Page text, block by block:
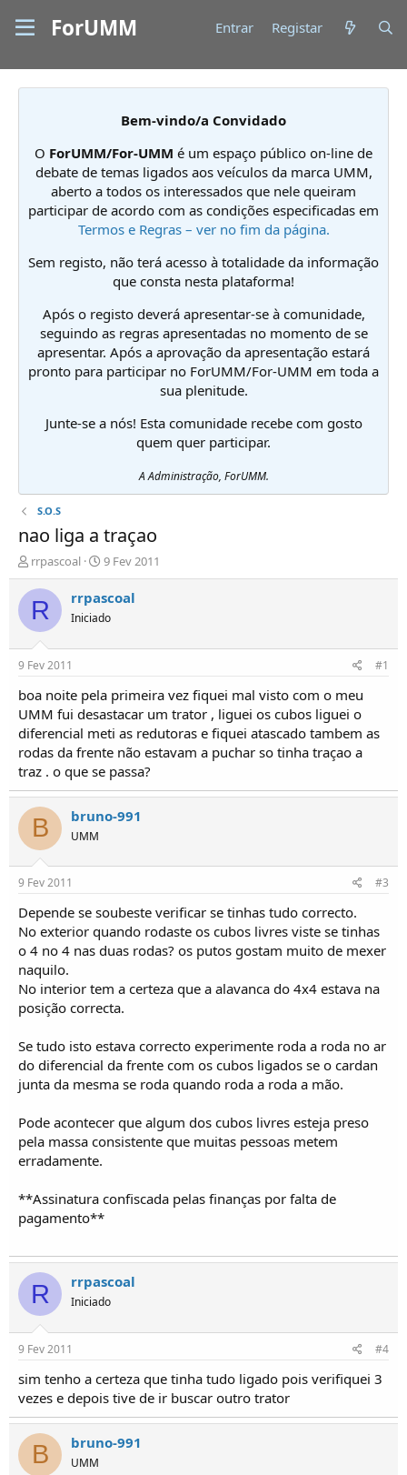
ForUMM Entrar Registar
Bem-vindo/a Convidado
O ForUMM/For-UMM é um espaço público on-line de
debate de temas ligados aos veículos da marca UMM,
aberto a todos os interessados que nele queiram
participar de acordo com as condições especificadas em
Termos e Regras – ver no fim da página.
Sem registo, não terá acesso à totalidade da informação
que consta nesta plataforma!
Após o registo deverá apresentar-se à comunidade,
seguindo as regras apresentadas no momento de se
apresentar. Após a aprovação da apresentação estará
pronto para participar no ForUMM/For-UMM em toda a
sua plenitude.
Junte-se a nós! Esta comunidade recebe com gosto
quem quer participar.
A Administração, ForUMM.
S.O.S
nao liga a traçao
I
n
i
d
o
r
d
e
T
ó
p
i
c
o
s
rrpascoal
D
a
t
a
d
í
i
o
9 Fev 2011
R rrpascoal
Iniciado
9 Fev 2011 #1
boa noite pela primeira vez fiquei mal visto com o meu
UMM fui desastacar um trator , liguei os cubos liguei o
diferencial meti as redutoras e fiquei atascado tambem as
rodas da frente não estavam a puchar so tinha traçao a
traz . o que se passa?
B bruno-991
UMM
9 Fev 2011 #3
Depende se soubeste verificar se tinhas tudo correcto.
No exterior quando rodaste os cubos livres viste se tinhas
o 4 no 4 nas duas rodas? os putos gostam muito de mexer
naquilo.
No interior tem a certeza que a alavanca do 4x4 estava na
posição correcta.
Se tudo isto estava correcto experimente roda a roda no ar
do diferencial da frente com os cubos ligados se o cardan
junta da mesma se roda quando roda a roda a mão.
Pode acontecer que algum dos cubos livres esteja preso
pela massa consistente que muitas pessoas metem
erradamente.
**Assinatura confiscada pelas finanças por falta de
pagamento**
R rrpascoal
Iniciado
9 Fev 2011 #4
sim tenho a certeza que tinha tudo ligado pois verifiquei 3
vezes e depois tive de ir buscar outro trator
B bruno-991
UMM